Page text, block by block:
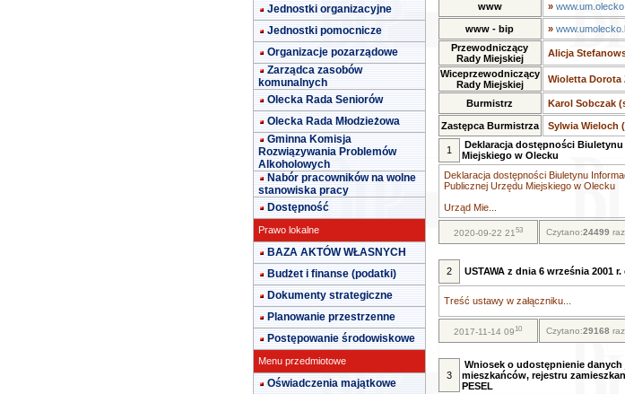
Jednostki organizacyjne
Jednostki pomocnicze
Organizacje pozarządowe
Zarządca zasobów
komunalnych
Olecka Rada Seniorów
Olecka Rada Młodzieżowa
Gminna Komisja
Rozwiązywania Problemów
Alkoholowych
Nabór pracowników na wolne
stanowiska pracy
Dostępność
Prawo lokalne
BAZA AKTÓW WŁASNYCH
Budżet i finanse (podatki)
Dokumenty strategiczne
Planowanie przestrzenne
Postępowanie środowiskowe
Menu przedmiotowe
Oświadczenia majątkowe
www »
www - bip »
Przewodniczący
Rady Miejskiej
Alicja
Wiceprzewodniczący
Rady Miejskiej
Wioletta Dorota
Burmistrz Karol Sobczak
Zastępca Burmistrza Sylwia Wieloch
1
Deklaracja dostępności
Miejskiego w Olecku
Deklaracja dostępności Biuletynu
Publicznej Urzędu Miejskiego w Olecku
Urząd Mie...
2020-09-22 2153 Czytano:24499
2 USTAWA z dnia 6 września 2001
Treść ustawy w załączniku...
2017-11-14 0910 Czytano:29168
3
Wniosek o udostępnienie
mieszkańców, rejestru
PESEL